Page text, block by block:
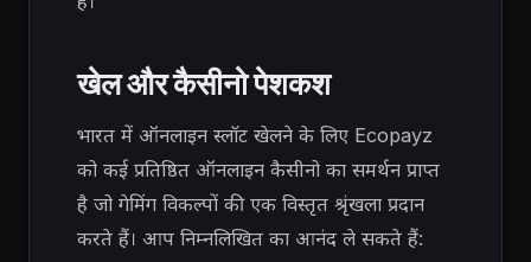
खेल और कैसीनो पेशकश
भारत में ऑनलाइन स्लॉट खेलने के लिए Ecopayz
को कई प्रतिष्ठित ऑनलाइन कैसीनो का समर्थन प्राप्त
है जो गेमिंग विकल्पों की एक विस्तृत श्रृंखला प्रदान
करते हैं। आप निम्नलिखित का आनंद ले सकते हैं: